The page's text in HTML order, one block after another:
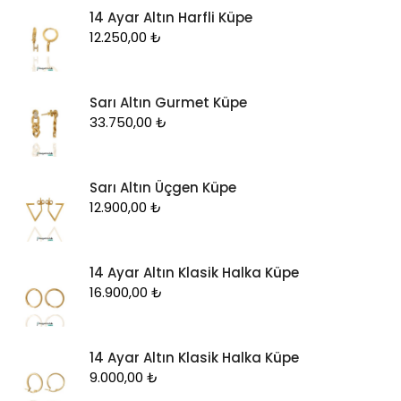
14 Ayar Altın Harfli Küpe
12.250,00 ₺
Sarı Altın Gurmet Küpe
33.750,00 ₺
Sarı Altın Üçgen Küpe
12.900,00 ₺
14 Ayar Altın Klasik Halka Küpe
16.900,00 ₺
14 Ayar Altın Klasik Halka Küpe
9.000,00 ₺